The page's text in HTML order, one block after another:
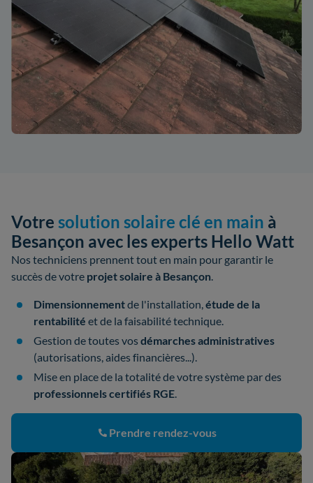
Votre solution solaire clé en main à
Besançon avec les experts Hello Watt
Nos techniciens prennent tout en main pour garantir le
succès de votre projet solaire à Besançon
Dimensionnementde l'installation, étude de la
rentabilité et de la faisabilité technique.
Gestion de toutes vosdémarches administratives
(autorisations, aides financières...).
Mise en place de la totalité de votre système par des
professionnels certifiés RGE
Prendre rendez-vous